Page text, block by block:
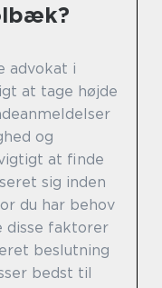
advokat i
at tage højde
og
at finde
sig inden
du har behov
disse faktorer
beslutning
bedst til